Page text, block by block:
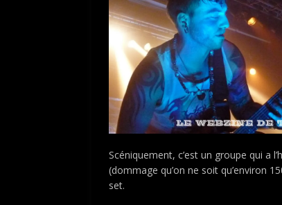
Scéniquement, c’est un groupe qui a
(dommage qu’on ne soit qu’environ
set.